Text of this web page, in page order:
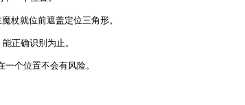
杖就位前遮盖定位三角形。
正确识别为止。
个位置不会有风险。